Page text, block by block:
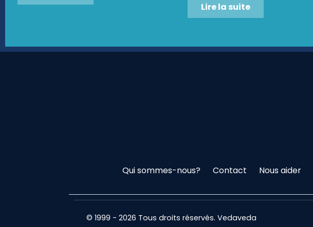
Lire la suite
Qui sommes-nous? Contact Nous aider
© 1999 - 2026 Tous droits réservés. Vedaveda